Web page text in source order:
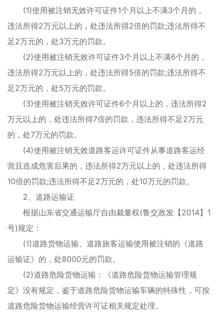
(1)使用被注销无效许可证件1个月以上不满3个月的，
违法所得2万元以上的，处违法所得2倍的罚款;违法所得不
足2万元的，处3万元的罚款。
(2)使用被注销无效许可证件3个月以上不满6个月的，
违法所得2万元以上的，处违法所得5倍的罚款;违法所得不
足2万元的，处5万元的罚款。
(3)使用被注销无效许可证件6个月以上的，违法所得2
万元以上的，处违法所得7倍的罚款，违法所得不足2万元
的，处7万元的罚款。
(4)使用被注销无效道路客运许可证件从事道路客运经
营且造成危害后果的，违法所得2万元以上的，处违法所得
10倍的罚款;违法所得不足2万元的，处10万元的罚款。
2、道路运输证
根据山东省交通运输厅自由裁量权(鲁交政发【2014】1
号)规定：
(1)道路货物运输、道路旅客运输使用被注销的《道路
运输证》的，处8000元的罚款。
(2)道路危险货物运输：《道路危险货物运输管理规
定》没有规定，鉴于道路危险货物运输车辆的特殊性，可按
道路危险货物运输经营许可证相关规定处理。